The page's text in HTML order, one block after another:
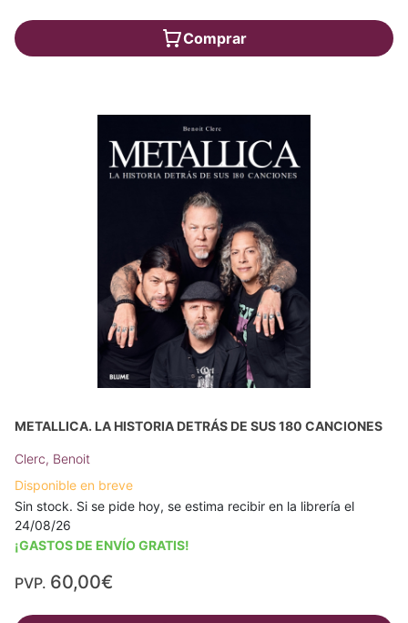
Comprar
METALLICA. LA HISTORIA DETRÁS DE SUS 180 CANCIONES
Clerc, Benoit
Disponible en breve
Sin stock. Si se pide hoy, se estima recibir en la librería el
24/08/26
¡GASTOS DE ENVÍO GRATIS!
PVP. 60,00€